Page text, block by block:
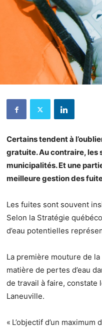
Certains tendent à
gratuite. Au contraire, les
municipalités. Et une
meilleure gestion des
Les fuites sont souvent
Selon la Stratégie
d’eau potentielles
La première mouture de la
matière de pertes d’eau
de travail à faire, constate
Laneuville.
« L’objectif d’un